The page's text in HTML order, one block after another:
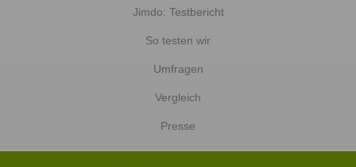
Jimdo: Testbericht
So testen wir
Umfragen
Vergleich
Presse